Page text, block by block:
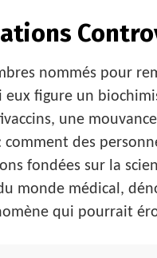
nommés pour
eux figure un
une
des
fondées sur la
monde médical,
qui pourrait